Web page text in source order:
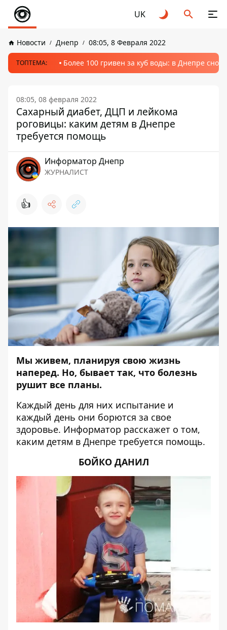
UK
Новости Днепр 08:05, 8 Февраля 2022
ТОПТЕМА: Более 100 гривен за куб воды: в Днепре
08:05, 08 февраля 2022
Сахарный диабет, ДЦП и лейкома
роговицы: каким детям в Днепре
требуется помощь
Информатор Днепр
ЖУРНАЛИСТ
👍
Мы живем, планируя свою жизнь
наперед. Но, бывает так, что болезнь
рушит все планы.
Каждый день для них испытание и
каждый день они борются за свое
здоровье. Информатор расскажет о том,
каким детям в Днепре требуется помощь.
БОЙКО ДАНИЛ